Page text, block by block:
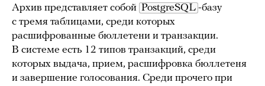
Архив представляет собой PostgreSQL -базу
с тремя таблицами, среди которых
расшифрованные бюллетени и транзакции.
В системе есть 12 типов транзакций, среди
которых выдача, прием, расшифровка бюллетеня
и завершение голосования. Среди прочего при